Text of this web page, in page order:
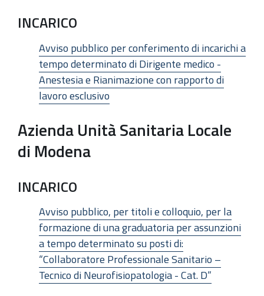
INCARICO
Avviso pubblico per conferimento di incarichi a
tempo determinato di Dirigente medico -
Anestesia e Rianimazione con rapporto di
lavoro esclusivo
Azienda Unità Sanitaria Locale
di Modena
INCARICO
Avviso pubblico, per titoli e colloquio, per la
formazione di una graduatoria per assunzioni
a tempo determinato su posti di:
“Collaboratore Professionale Sanitario –
Tecnico di Neurofisiopatologia - Cat. D”